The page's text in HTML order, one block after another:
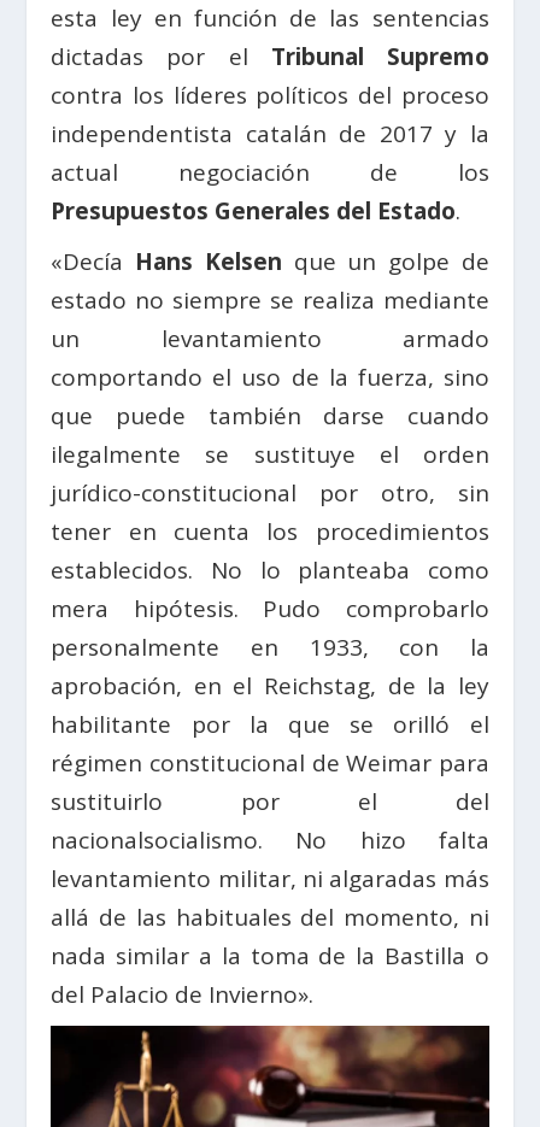
esta ley en función de las sentencias
dictadas por el Tribunal Supremo
contra los líderes políticos del proceso
independentista catalán de 2017 y la
actual negociación de los
Presupuestos Generales del Estado.
«Decía Hans Kelsen que un golpe de
estado no siempre se realiza mediante
un levantamiento armado
comportando el uso de la fuerza, sino
que puede también darse cuando
ilegalmente se sustituye el orden
jurídico-constitucional por otro, sin
tener en cuenta los procedimientos
establecidos. No lo planteaba como
mera hipótesis. Pudo comprobarlo
personalmente en 1933, con la
aprobación, en el Reichstag, de la ley
habilitante por la que se orilló el
régimen constitucional de Weimar para
sustituirlo por el del
nacionalsocialismo. No hizo falta
levantamiento militar, ni algaradas más
allá de las habituales del momento, ni
nada similar a la toma de la Bastilla o
del Palacio de Invierno».